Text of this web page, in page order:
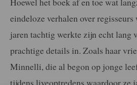
eindeloze verhalen over regisseurs
jaren tachtig werkte zijn echt lang
prachtige details in. Zoals haar
Minnelli, die al begon op jonge